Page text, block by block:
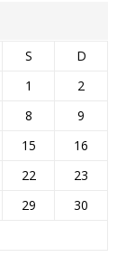
S
D
1
2
8
9
15
16
22
23
29
30